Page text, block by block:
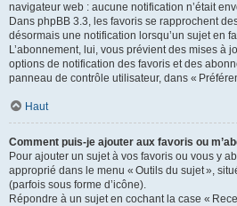
navigateur web : aucune notification n’était
Dans phpBB 3.3, les favoris se rapprochent
désormais une notification lorsqu’un sujet en
L’abonnement, lui, vous prévient des mises à
options de notification des favoris et des
panneau de contrôle utilisateur, dans «
Haut
Comment puis-je ajouter aux favoris ou
Pour ajouter un sujet à vos favoris ou vous y
approprié dans le menu « Outils du sujet »,
(parfois sous forme d’icône).
Répondre à un sujet en cochant la case «